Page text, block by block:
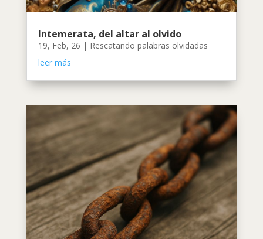
Intemerata, del altar al olvido
19, Feb, 26 | Rescatando palabras olvidadas
leer más